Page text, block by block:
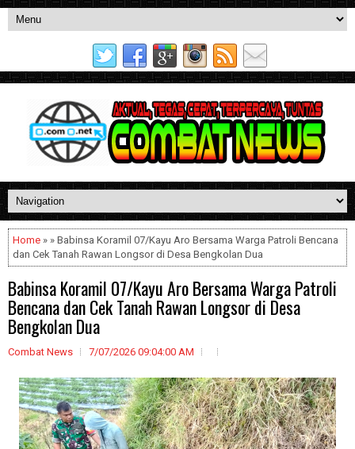
Home » » Babinsa Koramil 07/Kayu Aro Bersama Warga Patroli Bencana
dan Cek Tanah Rawan Longsor di Desa Bengkolan Dua
Babinsa Koramil 07/Kayu Aro Bersama Warga Patroli
Bencana dan Cek Tanah Rawan Longsor di Desa
Bengkolan Dua
Combat News 7/07/2026 09:04:00 AM